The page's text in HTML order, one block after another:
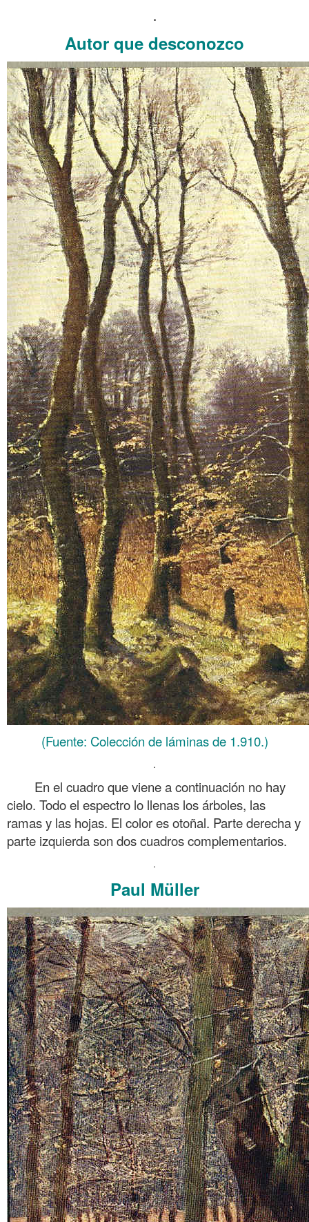
.
Autor que desconozco
(Fuente: Colección de láminas de 1.910.)
.
En el cuadro que viene a continuación no hay
cielo. Todo el espectro lo llenas los árboles, las
ramas y las hojas. El color es otoñal. Parte derecha y
parte izquierda son dos cuadros complementarios.
.
Paul Müller